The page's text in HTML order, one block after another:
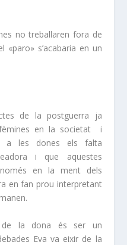
no treballaren fora de
«paro» s’acabaria en un
de la postguerra ja
en la societat i
a les dones els falta
i que aquestes
en la ment dels
en fan prou interpretant
de la dona és ser un
Eva va eixir de la